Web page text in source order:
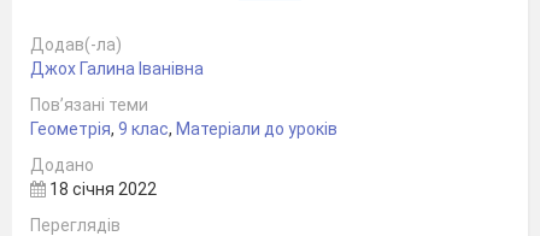
Додав(-ла)
Джох Галина Іванівна
Пов’язані теми
Геометрія, 9 клас, Матеріали до уроків
Додано
18 січня 2022
Переглядів